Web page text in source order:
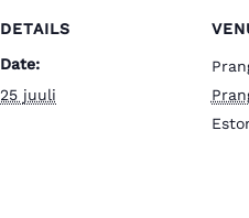
DETAILS
Date:
25 juuli